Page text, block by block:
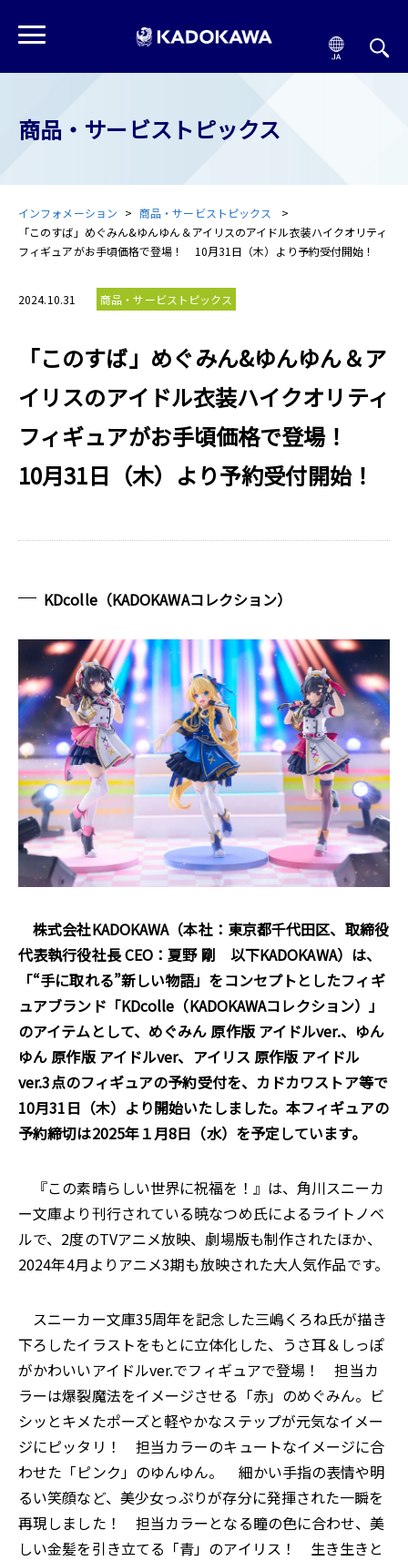
商品・サービストピックス
インフォメーション
商品・サービストピックス
「このすば」めぐみん&ゆんゆん＆アイリスのアイドル衣装ハイクオリティ
フィギュアがお手頃価格で登場！ 10月31日（木）より予約受付開始！
2024.10.31 商品・サービストピックス
「このすば」めぐみん&ゆんゆん＆ア
イリスのアイドル衣装ハイクオリティ
フィギュアがお手頃価格で登場！
10月31日（木）より予約受付開始！
KDcolle（KADOKAWAコレクション）
株式会社KADOKAWA（本社：東京都千代田区、取締役
代表執行役社長 CEO：夏野 剛 以下KADOKAWA）は、
「“手に取れる”新しい物語」をコンセプトとしたフィギ
ュアブランド「KDcolle（KADOKAWAコレクション）」
のアイテムとして、めぐみん 原作版 アイドルver.、ゆん
ゆん 原作版 アイドルver、アイリス 原作版 アイドル
ver.3点のフィギュアの予約受付を、カドカワストア等で
10月31日（木）より開始いたしました。本フィギュアの
予約締切は2025年１月8日（水）を予定しています。
『この素晴らしい世界に祝福を！』は、角川スニーカ
ー文庫より刊行されている暁なつめ氏によるライトノベ
ルで、2度のTVアニメ放映、劇場版も制作されたほか、
2024年4月よりアニメ3期も放映された大人気作品です。
スニーカー文庫35周年を記念した三嶋くろね氏が描き
下ろしたイラストをもとに立体化した、うさ耳＆しっぽ
がかわいいアイドルver.でフィギュアで登場！ 担当カ
ラーは爆裂魔法をイメージさせる「赤」のめぐみん。ビ
シッとキメたポーズと軽やかなステップが元気なイメー
ジにピッタリ！ 担当カラーのキュートなイメージに合
わせた「ピンク」のゆんゆん。 細かい手指の表情や明
るい笑顔など、美少女っぷりが存分に発揮された一瞬を
再現しました！ 担当カラーとなる瞳の色に合わせ、美
しい金髪を引き立てる「青」のアイリス！ 生き生きと